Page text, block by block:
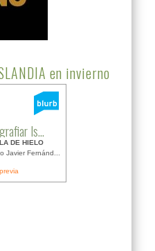
en invierno
Is...
DE HIELO
Javier Fernánd...